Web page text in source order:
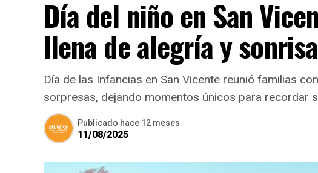
Día del niño en San
llena de alegría y
Día de las Infancias en San Vicente reunió familias
sorpresas, dejando momentos únicos para recordar
Publicado hace 12 meses
11/08/2025